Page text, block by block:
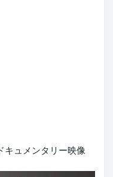
キュメンタリー映像